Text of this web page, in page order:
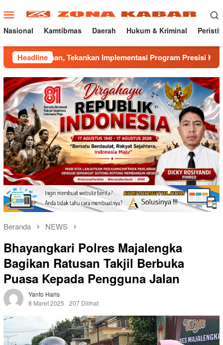
ke
konten
Menu
Mobile
Nasional Kamtibmas Daerah Hukum & Kriminal
Headline
Tekankan Implementasi Program Presisi Kapolri
Beranda NEWS
Bhayangkari Polres Majalengka
Bagikan Ratusan Takjil Berbuka
Puasa Kepada Pengguna Jalan
Yanto Haris
8 Maret 2025
207 Dilihat